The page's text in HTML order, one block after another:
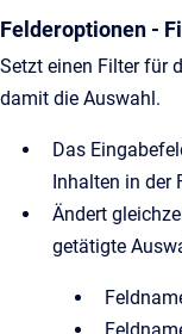
Felderoptionen -
Setzt einen Filter für
damit die Auswahl.
Das
Inhalten in der
Ändert
getätigte